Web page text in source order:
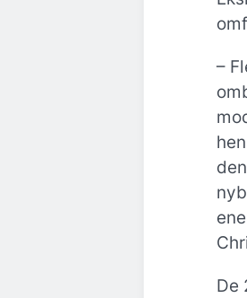
–
De